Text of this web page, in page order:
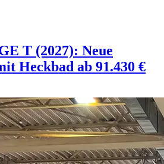
T (2027): Neue
Heckbad ab 91.430 €